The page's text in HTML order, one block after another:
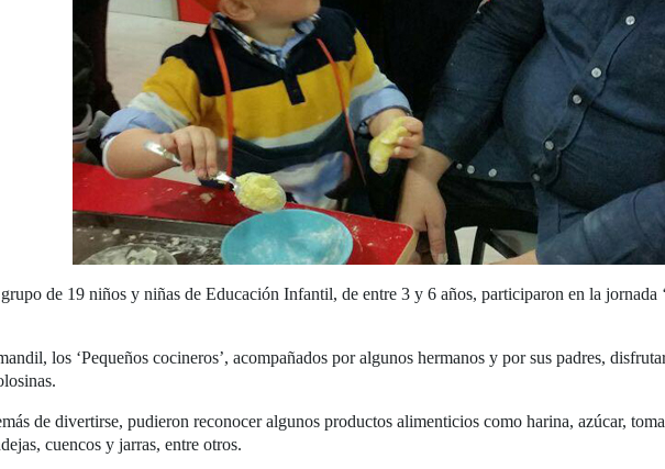
de 19 niños y niñas de Educación Infantil, de entre 3 y 6 años, participaron en la jornada
los ‘Pequeños cocineros’, acompañados por algunos hermanos y por sus padres,
de divertirse, pudieron reconocer algunos productos alimenticios como harina, azúcar,
cuencos y jarras, entre otros.